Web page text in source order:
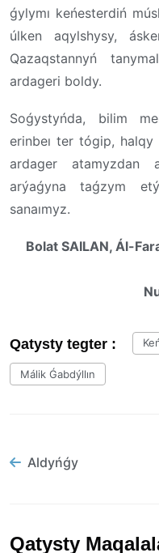
ǵylymı keńesterdiń
úlken aqylshysy,
Qazaqstannyń
ardageri boldy.
Soǵystyńda, bilim
erinbeı ter tógip, halqy
ardager atamyzdan
arýaǵyna taǵzym
sanaımyz.
Bolat SAILAN, Ál-
Qatysty tegter :
Málik Ǵabdýllın
Aldyńǵy
Qatysty